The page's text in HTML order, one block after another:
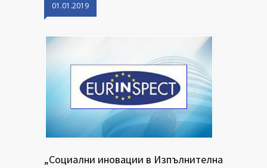
01.01.2019
„Социални иновации в Изпълнителна